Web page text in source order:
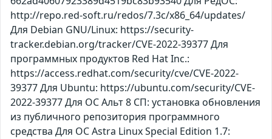
http://repo.red-soft.ru/redos/7.3c/x86_64/updates/
Для Debian GNU/Linux: https://security-
tracker.debian.org/tracker/CVE-2022-39377 Для
программных продуктов Red Hat Inc.:
https://access.redhat.com/security/cve/CVE-2022-
39377 Для Ubuntu: https://ubuntu.com/security/CVE-
2022-39377 Для ОС Альт 8 СП: установка обновления
из публичного репозитория программного
средства Для ОС Astra Linux Special Edition 1.7: